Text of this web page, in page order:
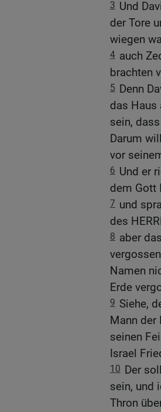
3 Und
der Tore
wiegen
4 auch
brachten
5 Denn
das Haus
sein,
Darum
vor
6 Und er
dem Gott
7 und
des
8 aber
Namen
Erde
9 Siehe,
Mann der
seinen
Israel
10 Der
sein, und
Thron